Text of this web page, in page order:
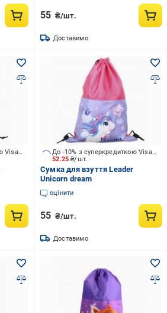
55 ₴/шт.
Доставимо
До -10% з суперкредиткою Visa Вигода
52.25₴/шт.
До -10% з суперкредиткою Visa Вигода
Сумка для взуття Leader
Unicorn dream
оцінити
55 ₴/шт.
Доставимо